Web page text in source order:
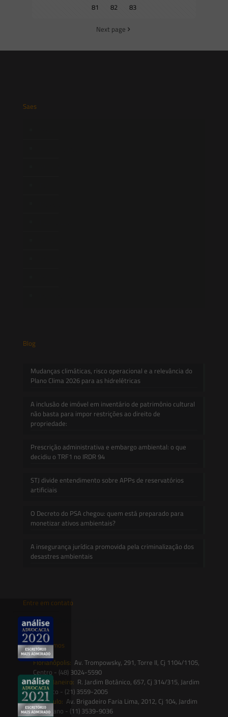
81
82 83
Next page
Saes
Blog
Mudanças climáticas, risco operacional e a relevância do
Plano Clima 2026 para as hidrelétricas
A inclusão de imóvel em inventário de patrimônio cultural
não basta para impor restrições ao direito de
propriedade:
Prescrição administrativa e embargo ambiental: o que
decidiu o TRF1 no IRDR 94
STJ divide entendimento sobre APPs de reservatórios
artificiais
O Decreto do PSA chegou: quem está preparado para
monetizar ativos ambientais?
A insegurança jurídica promovida pela criminalização dos
desastres ambientais
Entre em contato
contato@saesadvogados.com.br
Onde estamos
Florianópolis: Av. Trompowsky, 291, Torre II, Cj 1104/1105,
Centro - (48) 3024-5590
Rio de Janeiro: R. Jardim Botânico, 657, Cj 314/315, Jardim
Botânico - (21) 3559-2005
São Paulo: Av. Brigadeiro Faria Lima, 2012, Cj 104, Jardim
Paulistano - (11) 3539-9036